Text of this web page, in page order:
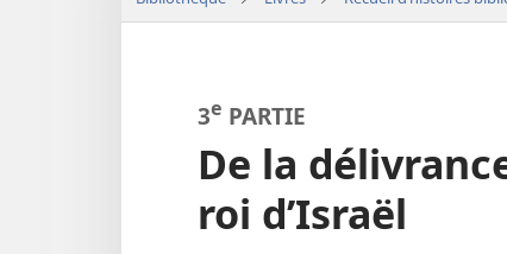
3e PARTIE
De la
roi d’Israël